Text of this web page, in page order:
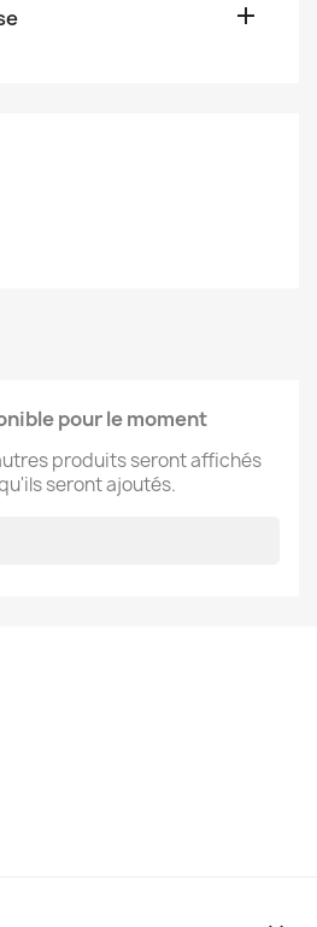

pour le moment
produits seront affichés
seront ajoutés.